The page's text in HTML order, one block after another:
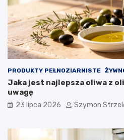
PRODUKTY PEŁNOZIARNISTE
Jaka jest najlepsza oliwa z
uwagę
23 lipca 2026 Szymon